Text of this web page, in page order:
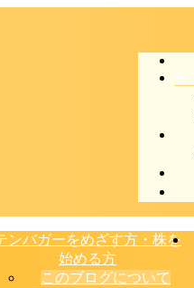
ンバガーをめざす方・株を
始める方
このブログについて